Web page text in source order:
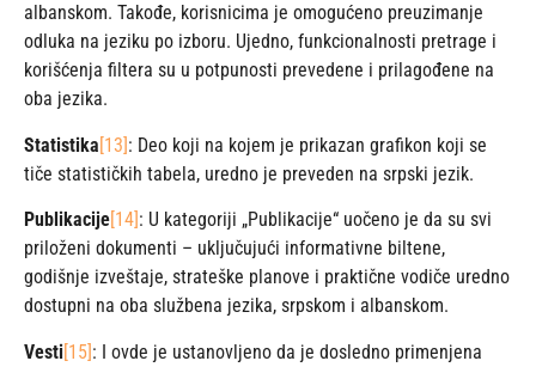
albanskom. Takođe, korisnicima je omogućeno preuzimanje
odluka na jeziku po izboru. Ujedno, funkcionalnosti pretrage i
korišćenja filtera su u potpunosti prevedene i prilagođene na
oba jezika.
Statistika[13]: Deo koji na kojem je prikazan grafikon koji se
tiče statističkih tabela, uredno je preveden na srpski jezik.
Publikacije [14] : U kategoriji „Publikacije“ uočeno je da su svi
priloženi dokumenti – uključujući informativne biltene,
godišnje izveštaje, strateške planove i praktične vodiče uredno
dostupni na oba službena jezika, srpskom i albanskom.
Vesti[15]: I ovde je ustanovljeno da je dosledno primenjena